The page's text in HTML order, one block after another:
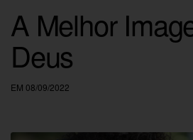
A Melhor
Deus
EM 08/09/2022